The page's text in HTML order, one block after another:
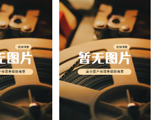
未知